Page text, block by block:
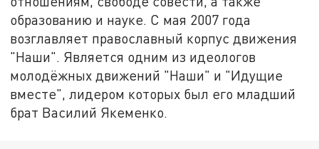
образованию и науке. С мая 2007 года
возглавляет православный корпус движения
"Наши". Является одним из идеологов
молодёжных движений "Наши" и "Идущие
вместе", лидером которых был его младший
брат Василий Якеменко.